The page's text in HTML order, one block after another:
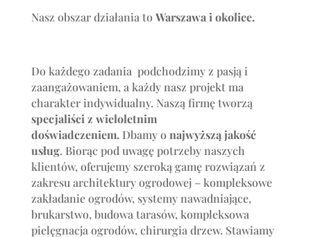
Nasz obszar działania to Warszawa i okolice.
Do każdego zadania podchodzimy z pasją i
zaangażowaniem, a każdy nasz projekt ma
charakter indywidualny. Naszą firmę tworzą
specjaliści z wieloletnim
doświadczeniem.Dbamy o najwyższą jakość
usług. Biorąc pod uwagę potrzeby naszych
klientów, oferujemy szeroką gamę rozwiązań z
zakresu architektury ogrodowej – kompleksowe
zakładanie ogrodów, systemy nawadniające,
brukarstwo, budowa tarasów, kompleksowa
pielęgnacja ogrodów, chirurgia drzew. Stawiamy